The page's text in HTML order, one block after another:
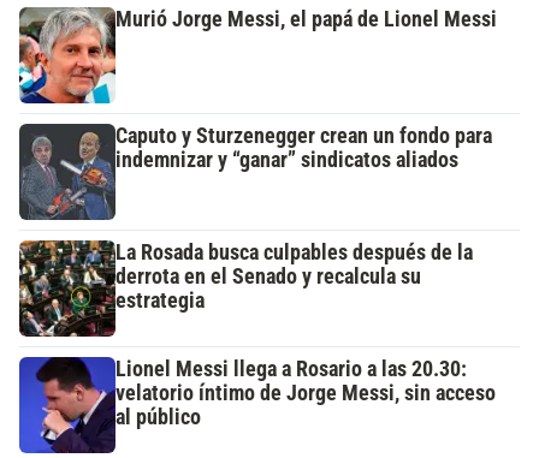
Murió Jorge Messi, el papá de Lionel Messi
Caputo y Sturzenegger crean un fondo para
indemnizar y “ganar” sindicatos aliados
La Rosada busca culpables después de la
derrota en el Senado y recalcula su
estrategia
Lionel Messi llega a Rosario a las 20.30:
velatorio íntimo de Jorge Messi, sin acceso
al público